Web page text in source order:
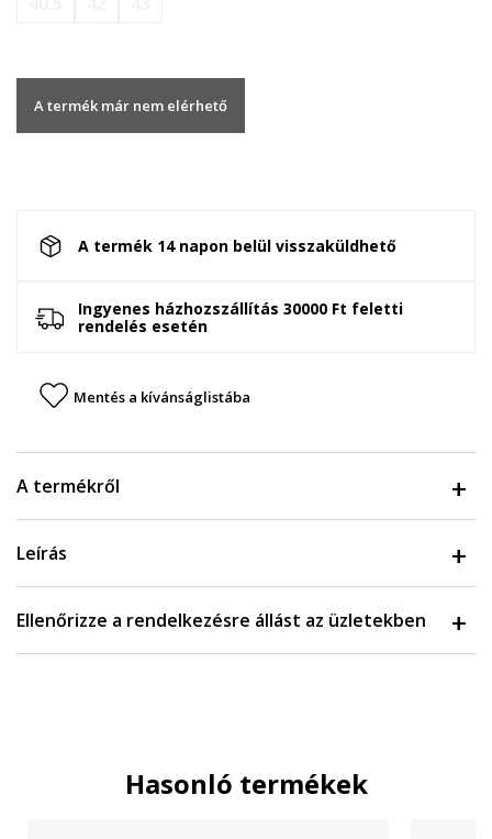
A termék már nem elérhető
A termék 14 napon belül visszaküldhető
Ingyenes házhozszállítás 30000 Ft feletti
rendelés esetén
Mentés a kívánságlistába
A termékről
Leírás
Ellenőrizze a rendelkezésre állást az üzletekben
Hasonló termékek